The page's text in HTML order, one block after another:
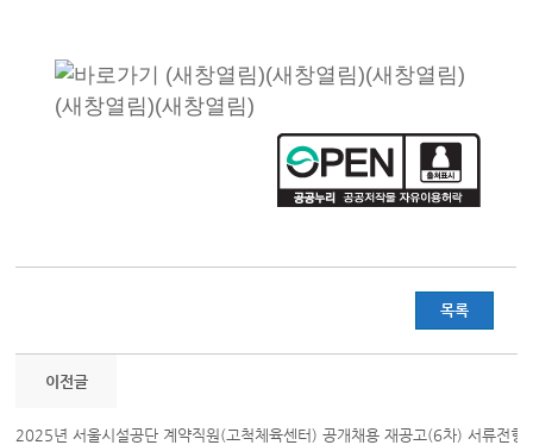
목록
이전글
2025년 서울시설공단 계약직원(고척체육센터) 공개채용 재공고(6차) 서류전형